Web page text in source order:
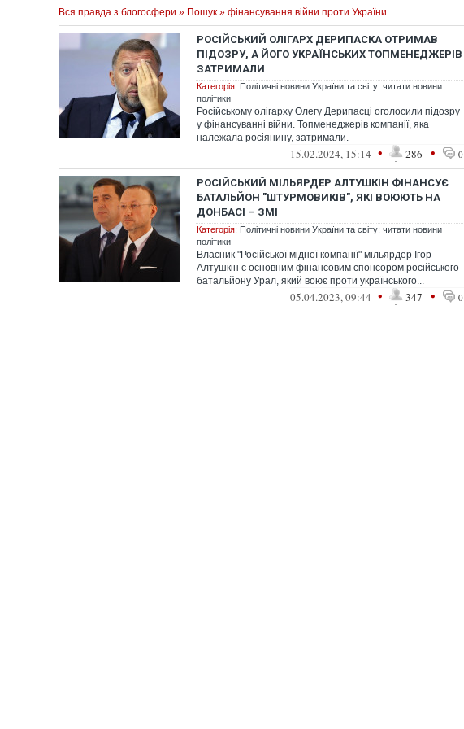
Вся правда з блогосфери » Пошук » фінансування війни проти України
РОСІЙСЬКИЙ ОЛІГАРХ ДЕРИПАСКА ОТРИМАВ
ПІДОЗРУ, А ЙОГО УКРАЇНСЬКИХ ТОПМЕНЕДЖЕРІВ
ЗАТРИМАЛИ
Категорія: Політичні новини України та світу: читати новини
політики
Російському олігарху Олегу Дерипасці оголосили підозру
у фінансуванні війни. Топменеджерів компанії, яка
належала росіянину, затримали.
15.02.2024, 15:14 • 286 • 0
РОСІЙСЬКИЙ МІЛЬЯРДЕР АЛТУШКІН ФІНАНСУЄ
БАТАЛЬЙОН "ШТУРМОВИКІВ", ЯКІ ВОЮЮТЬ НА
ДОНБАСІ – ЗМІ
Категорія: Політичні новини України та світу: читати новини
політики
Власник "Російської мідної компанії" мільярдер Ігор
Алтушкін є основним фінансовим спонсором російського
батальйону Урал, який воює проти українського...
05.04.2023, 09:44 • 347 • 0